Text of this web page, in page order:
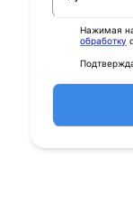
Нажимая
обработку